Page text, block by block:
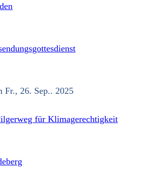
Fr., 26. Sep.. 2025
für Klimagerechtigkeit